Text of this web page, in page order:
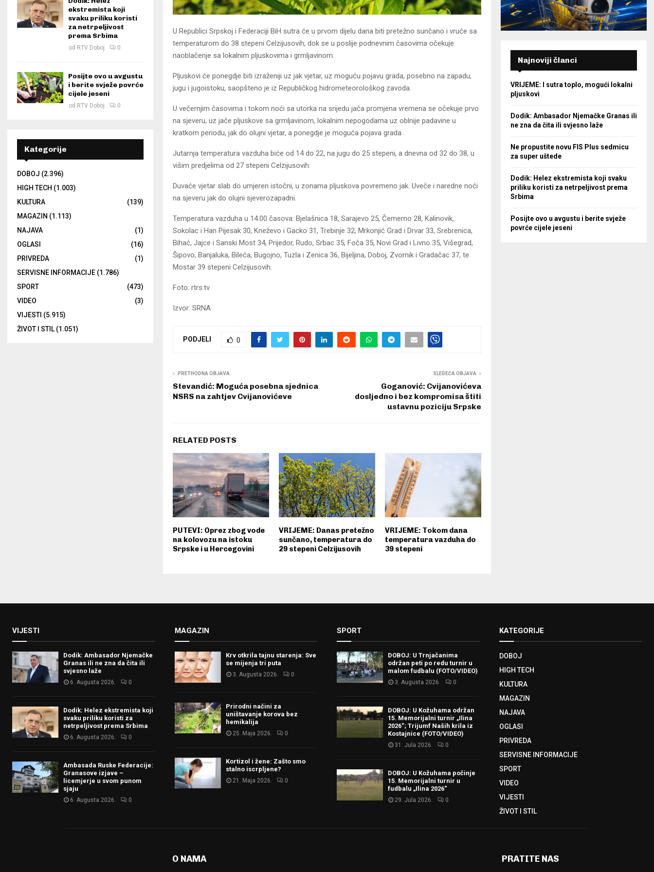
U Republici Srpskoj i Federaciji BiH sutra će u prvom dijelu dana biti pretežno sunčano i vruće sa
temperaturom do 38 stepeni Celzijusovih, dok se u poslije podnevnim časovima očekuje
naoblačenje sa lokalnim pljuskovima i grmljavinom.
Pljuskovi će ponegdje biti izraženiji uz jak vjetar, uz moguću pojavu grada, posebno na zapadu,
jugu i jugoistoku, saopšteno je iz Republičkog hidrometeorološkog zavoda.
U večernjim časovima i tokom noći sa utorka na srijedu jača promjena vremena se očekuje prvo
na sjeveru, uz jače pljuskove sa grmljavinom, lokalnim nepogodama uz oblnije padavine u
kratkom periodu, jak do olujni vjetar, a ponegdje je moguća pojava grada.
Jutarnja temperatura vazduha biće od 14 do 22, na jugu do 25 stepeni, a dnevna od 32 do 38, u
višim predjelima od 27 stepeni Celzijusovih.
Duvaće vjetar slab do umjeren istočni, u zonama pljuskova povremeno jak. Uveče i naredne noći
na sjeveru jak do olujni sjeverozapadni.
Temperatura vazduha u 14.00 časova: Bjelašnica 18, Sarajevo 25, Čemerno 28, Kalinovik,
Sokolac i Han Pijesak 30, Kneževo i Gacko 31, Trebinje 32, Mrkonjić Grad i Drvar 33, Srebrenica,
Bihać, Jajce i Sanski Most 34, Prijedor, Rudo, Srbac 35, Foča 35, Novi Grad i Livno 35, Višegrad,
Šipovo, Banjaluka, Bileća, Bugojno, Tuzla i Zenica 36, Bijeljina, Doboj, Zvornik i Gradačac 37, te
Mostar 39 stepeni Celzijusovih.
Foto: rtrs.tv
Izvor: SRNA
PODJELI 0
PRETHODNA OBJAVA
Stevandić: Moguća posebna sjednica
NSRS na zahtjev Cvijanovićeve
SLEDEĆA OBJAVA
Goganović: Cvijanovićeva
dosljedno i bez kompromisa štiti
ustavnu poziciju Srpske
RELATED POSTS
PUTEVI: Oprez zbog vode
na kolovozu na istoku
Srpske i u Hercegovini
VRIJEME: Danas pretežno
sunčano, temperatura do
29 stepeni Celzijusovih
VRIJEME: Tokom dana
temperatura vazduha do
39 stepeni
ekstremista koji
svaku priliku koristi
za netrpeljivost
prema Srbima
od RTV Doboj 0
Posijte ovo u avgustu
i berite svježe povrće
cijele jeseni
od RTV Doboj 0
Kategorije
DOBOJ (2.396)
HIGH TECH (1.003)
KULTURA
(139)
MAGAZIN (1.113)
NAJAVA
(1)
OGLASI
(16)
PRIVREDA
(1)
SERVISNE INFORMACIJE (1.786)
SPORT
(473)
VIDEO
(3)
VIJESTI (5.915)
ŽIVOT I STIL(1.051)
Najnoviji članci
VRIJEME: I sutra toplo, mogući lokalni
pljuskovi
Dodik: Ambasador Njemačke Granas ili
ne zna da čita ili svjesno laže
Ne propustite novu FIS Plus sedmicu
za super uštede
Dodik: Helez ekstremista koji svaku
priliku koristi za netrpeljivost prema
Srbima
Posijte ovo u avgustu i berite svježe
povrće cijele jeseni
VIJESTI
Dodik: Ambasador Njemačke
Granas ili ne zna da čita ili
svjesno laže
6. Augusta 2026. 0
Dodik: Helez ekstremista koji
svaku priliku koristi za
netrpeljivost prema Srbima
6. Augusta 2026. 0
Ambasada Ruske Federacije:
Granasove izjave –
licemjerje u svom punom
sjaju
6. Augusta 2026. 0
MAGAZIN
Krv otkrila tajnu starenja: Sve
se mijenja tri puta
3. Augusta 2026. 0
Prirodni načini za
uništavanje korova bez
hemikalija
25. Maja 2026. 0
Kortizol i žene: Zašto smo
stalno iscrpljene?
21. Maja 2026. 0
SPORT
DOBOJ: U Trnjačanima
održan peti po redu turnir u
malom fudbalu (FOTO/VIDEO)
3. Augusta 2026. 0
DOBOJ: U Kožuhama održan
15. Memorijalni turnir „Ilina
2026“; Trijumf Naših krila iz
Kostajnice (FOTO/VIDEO)
31. Jula 2026. 0
DOBOJ: U Kožuhama počinje
15. Memorijalni turnir u
fudbalu „Ilina 2026“
29. Jula 2026. 0
KATEGORIJE
DOBOJ
HIGH TECH
KULTURA
MAGAZIN
NAJAVA
OGLASI
PRIVREDA
SERVISNE INFORMACIJE
SPORT
VIDEO
VIJESTI
ŽIVOT I STIL
O NAMA PRATITE NAS